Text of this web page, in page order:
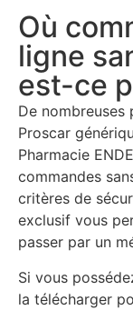
Où
ligne
est-ce
De nombreuses
Proscar
Pharmacie
commandes
critères de
exclusif vous
passer par un
Si vous
la télécharger